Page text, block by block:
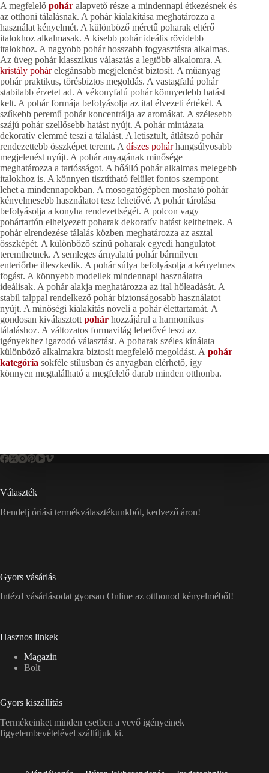
A megfelelő pohár alapvető része a mindennapi étkezésnek és
az otthoni tálalásnak. A pohár kialakítása meghatározza a
használat kényelmét. A különböző méretű poharak eltérő
italokhoz alkalmasak. A kisebb pohár ideális rövidebb
italokhoz. A nagyobb pohár hosszabb fogyasztásra alkalmas.
Az üveg pohár klasszikus választás a legtöbb alkalomra. A
kristály pohárelegánsabb megjelenést biztosít. A műanyag
pohár praktikus, törésbiztos megoldás. A vastagfalú pohár
stabilabb érzetet ad. A vékonyfalú pohár könnyedebb hatást
kelt. A pohár formája befolyásolja az ital élvezeti értékét. A
szűkebb peremű pohár koncentrálja az aromákat. A szélesebb
szájú pohár szellősebb hatást nyújt. A pohár mintázata
dekoratív elemmé teszi a tálalást. A letisztult, átlátszó pohár
rendezettebb összképet teremt. Adíszes pohárhangsúlyosabb
megjelenést nyújt. A pohár anyagának minősége
meghatározza a tartósságot. A hőálló pohár alkalmas melegebb
italokhoz is. A könnyen tisztítható felület fontos szempont
lehet a mindennapokban. A mosogatógépben mosható pohár
kényelmesebb használatot tesz lehetővé. A pohár tárolása
befolyásolja a konyha rendezettségét. A polcon vagy
pohártartón elhelyezett poharak dekoratív hatást kelthetnek. A
pohár elrendezése tálalás közben meghatározza az asztal
összképét. A különböző színű poharak egyedi hangulatot
teremthetnek. A semleges árnyalatú pohár bármilyen
enteriőrbe illeszkedik. A pohár súlya befolyásolja a kényelmes
fogást. A könnyebb modellek mindennapi használatra
ideálisak. A pohár alakja meghatározza az ital hőleadását. A
stabil talppal rendelkező pohár biztonságosabb használatot
nyújt. A minőségi kialakítás növeli a pohár élettartamát. A
gondosan kiválasztottpohár hozzájárul a harmonikus
tálaláshoz. A változatos formavilág lehetővé teszi az
igényekhez igazodó választást. A poharak széles kínálata
különböző alkalmakra biztosít megfelelő megoldást. A pohár
kategória sokféle stílusban és anyagban elérhető, így
könnyen megtalálható a megfelelő darab minden otthonba.
Választék
Rendelj óriási termékválasztékunkból, kedvező áron!
Gyors vásárlás
Intézd vásárlásodat gyorsan Online az otthonod kényelméből!
Hasznos linkek
Magazin
Bolt
Gyors kiszállítás
Termékeinket minden esetben a vevő igényeinek
figyelembevételével szállítjuk ki.